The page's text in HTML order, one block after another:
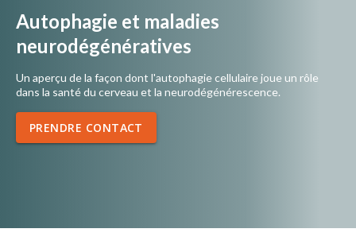
Autophagie et maladies
neurodégénératives
Un aperçu de la façon dont l'autophagie cellulaire joue un rôle
dans la santé du cerveau et la neurodégénérescence.
PRENDRE CONTACT